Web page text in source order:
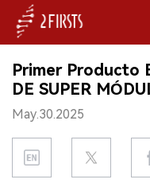
INICIO
EMPRESA
PRODUCTO
Primer Producto
DE SUPER
May.30.2025